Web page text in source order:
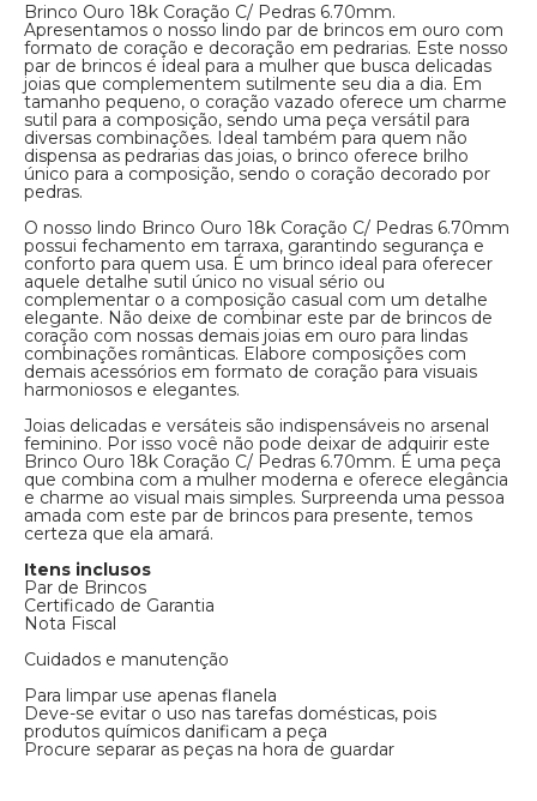
Brinco Ouro 18k Coração C/ Pedras 6.70mm.
Apresentamos o nosso lindo par de brincos em ouro com
formato de coração e decoração em pedrarias. Este nosso
par de brincos é ideal para a mulher que busca delicadas
joias que complementem sutilmente seu dia a dia. Em
tamanho pequeno, o coração vazado oferece um charme
sutil para a composição, sendo uma peça versátil para
diversas combinações. Ideal também para quem não
dispensa as pedrarias das joias, o brinco oferece brilho
único para a composição, sendo o coração decorado por
pedras.
O nosso lindo Brinco Ouro 18k Coração C/ Pedras 6.70mm
possui fechamento em tarraxa, garantindo segurança e
conforto para quem usa. É um brinco ideal para oferecer
aquele detalhe sutil único no visual sério ou
complementar o a composição casual com um detalhe
elegante. Não deixe de combinar este par de brincos de
coração com nossas demais joias em ouro para lindas
combinações românticas. Elabore composições com
demais acessórios em formato de coração para visuais
harmoniosos e elegantes.
Joias delicadas e versáteis são indispensáveis no arsenal
feminino. Por isso você não pode deixar de adquirir este
Brinco Ouro 18k Coração C/ Pedras 6.70mm. É uma peça
que combina com a mulher moderna e oferece elegância
e charme ao visual mais simples. Surpreenda uma pessoa
amada com este par de brincos para presente, temos
certeza que ela amará.
Itens inclusos
Par de Brincos
Certificado de Garantia
Nota Fiscal
Cuidados e manutenção
Para limpar use apenas flanela
Deve-se evitar o uso nas tarefas domésticas, pois
produtos químicos danificam a peça
Procure separar as peças na hora de guardar